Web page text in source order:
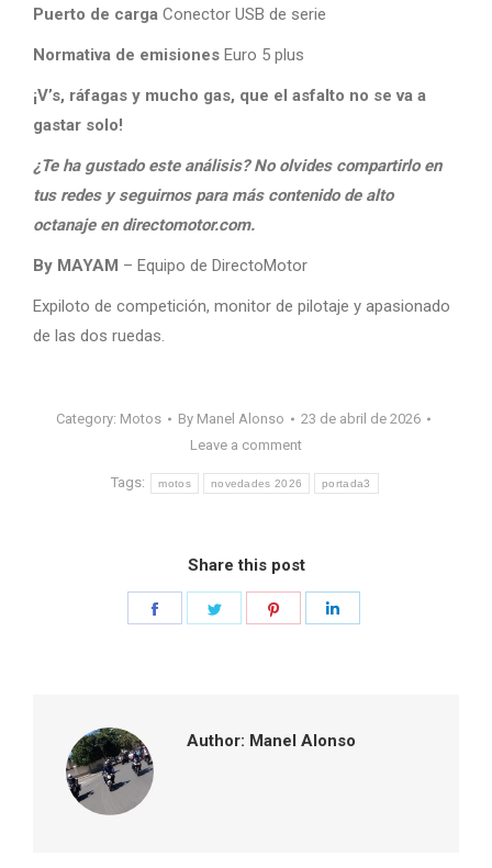
Puerto de carga Conector USB de serie
Normativa de emisiones Euro 5 plus
¡V’s, ráfagas y mucho gas, que el asfalto no se va a
gastar solo!
¿Te ha gustado este análisis? No olvides compartirlo en
tus redes y seguirnos para más contenido de alto
octanaje en directomotor.com.
By MAYAM – Equipo de DirectoMotor
Expiloto de competición, monitor de pilotaje y apasionado
de las dos ruedas.
Category: Motos By Manel Alonso
23 de abril de 2026
Leave a comment
Tags: motos novedades 2026 portada3
Share this post
Author: Manel Alonso